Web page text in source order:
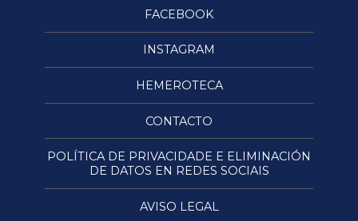
FACEBOOK
INSTAGRAM
HEMEROTECA
CONTACTO
POLÍTICA DE PRIVACIDADE E ELIMINACIÓN
DE DATOS EN REDES SOCIAIS
AVISO LEGAL